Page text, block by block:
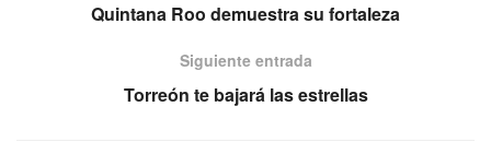
Quintana Roo demuestra su fortaleza
Siguiente entrada
Torreón te bajará las estrellas